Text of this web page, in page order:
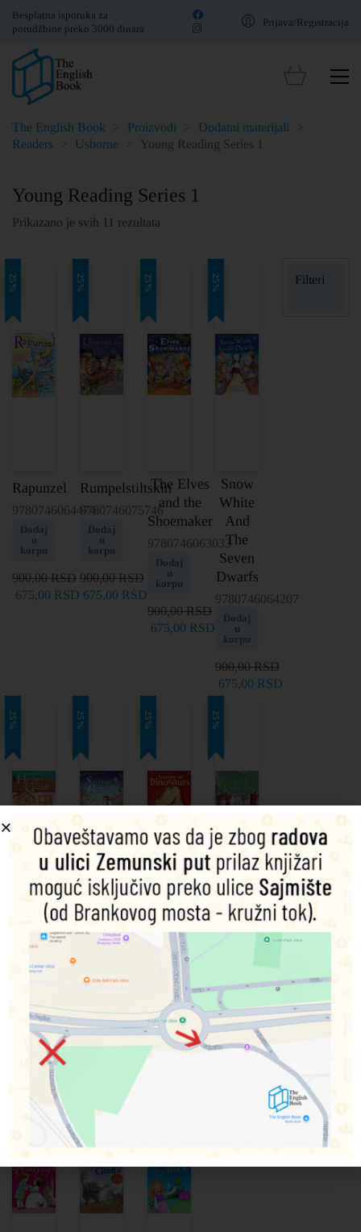
Besplatna isporuka za
porudžbine preko 3000 dinara
Prijava/Registracija
The English Book Proizvodi Dodatni materijali
Readers
Usborne Young Reading Series 1
Young Reading Series 1
Prikazano je svih 11 rezultata
25%
Rapunzel
9780746064474
Dodaj
u
korpu
900,00RSD
675,00 RSD
25%
Rumpelstiltskin
9780746075746
Dodaj
u
korpu
900,00RSD
675,00 RSD
25%
The Elves
and the
Shoemaker
9780746063033
Dodaj
u
korpu
900,00RSD
675,00 RSD
25%
Snow
White
And
The
Seven
Dwarfs
9780746064207
Dodaj
u
korpu
900,00RSD
675,00 RSD
25%
Hansel
and
9780746066751
u
korpu
900,00RSD
675,00RSD
25%
Sleeping
Beauty
Dodaj
900,00RSD
675,00RSD
25%
Stories of
Dinosaurs
9780746087077
Dodaj
korpu
900,00 RSD
675,00RSD
25%
The
Runaway
9781409535928
u
korpu
900,00RSD
RSD
Filteri